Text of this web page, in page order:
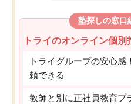
塾探しの窓口
トライのオンライン個
トライグループの安心
頼できる
教師と別に正社員教育プ